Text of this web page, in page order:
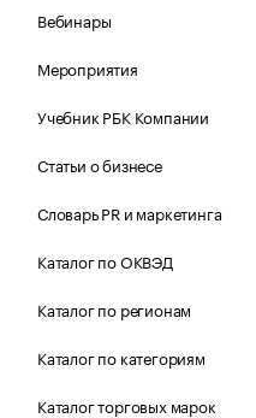
Вебинары
Мероприятия
Учебник РБК Компании
Статьи о бизнесе
Словарь PR и маркетинга
Каталог по ОКВЭД
Каталог по регионам
Каталог по категориям
Каталог торговых марок